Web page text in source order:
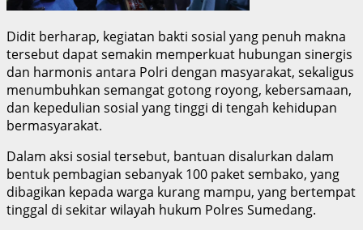
Didit berharap, kegiatan bakti sosial yang penuh makna
tersebut dapat semakin memperkuat hubungan sinergis
dan harmonis antara Polri dengan masyarakat, sekaligus
menumbuhkan semangat gotong royong, kebersamaan,
dan kepedulian sosial yang tinggi di tengah kehidupan
bermasyarakat.
Dalam aksi sosial tersebut, bantuan disalurkan dalam
bentuk pembagian sebanyak 100 paket sembako, yang
dibagikan kepada warga kurang mampu, yang bertempat
tinggal di sekitar wilayah hukum Polres Sumedang.